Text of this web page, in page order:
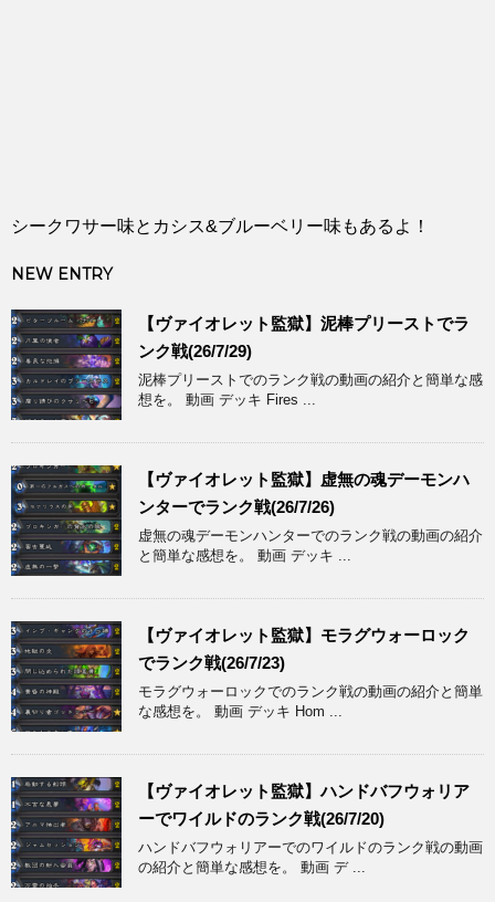
シークワサー味とカシス&ブルーベリー味もあるよ！
NEW ENTRY
【ヴァイオレット監獄】泥棒プリーストでラ
ンク戦(26/7/29)
泥棒プリーストでのランク戦の動画の紹介と簡単な感
想を。 動画 デッキ Fires ...
【ヴァイオレット監獄】虚無の魂デーモンハ
ンターでランク戦(26/7/26)
虚無の魂デーモンハンターでのランク戦の動画の紹介
と簡単な感想を。 動画 デッキ ...
【ヴァイオレット監獄】モラグウォーロック
でランク戦(26/7/23)
モラグウォーロックでのランク戦の動画の紹介と簡単
な感想を。 動画 デッキ Hom ...
【ヴァイオレット監獄】ハンドバフウォリア
ーでワイルドのランク戦(26/7/20)
ハンドバフウォリアーでのワイルドのランク戦の動画
の紹介と簡単な感想を。 動画 デ ...